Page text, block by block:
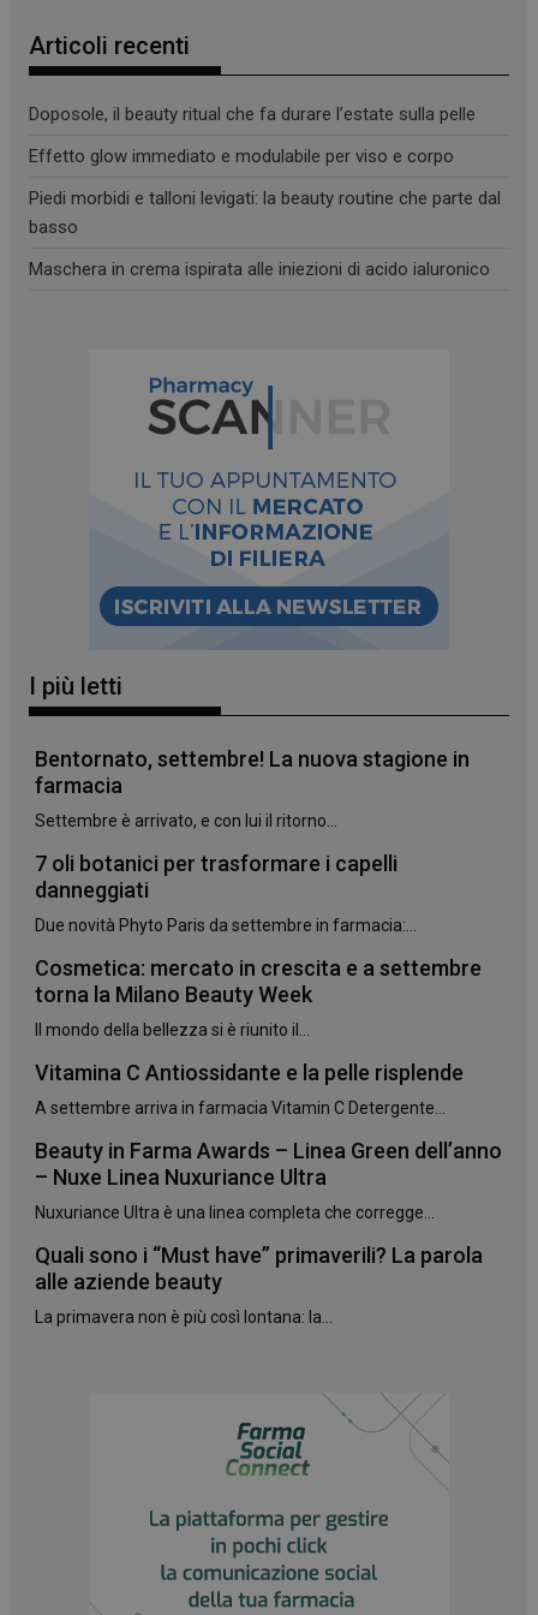
Articoli recenti
Doposole, il beauty ritual che fa durare l’estate sulla pelle
Effetto glow immediato e modulabile per viso e corpo
Piedi morbidi e talloni levigati: la beauty routine che parte dal
basso
Maschera in crema ispirata alle iniezioni di acido ialuronico
I più letti
Bentornato, settembre! La nuova stagione in
farmacia
Settembre è arrivato, e con lui il ritorno...
7 oli botanici per trasformare i capelli
danneggiati
Due novità Phyto Paris da settembre in farmacia:...
Cosmetica: mercato in crescita e a settembre
torna la Milano Beauty Week
Il mondo della bellezza si è riunito il...
Vitamina C Antiossidante e la pelle risplende
A settembre arriva in farmacia Vitamin C Detergente...
Beauty in Farma Awards – Linea Green dell’anno
– Nuxe Linea Nuxuriance Ultra
Nuxuriance Ultra è una linea completa che corregge...
Quali sono i “Must have” primaverili? La parola
alle aziende beauty
La primavera non è più così lontana: la...
_ga_YJ0035S3E9
CookieScriptConsent
CookieScript
www.panoramacosmetico.it